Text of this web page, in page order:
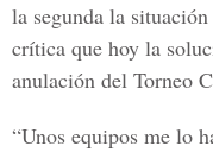
la segunda la
crítica que hoy la
anulación del Torneo
“Unos equipos me lo